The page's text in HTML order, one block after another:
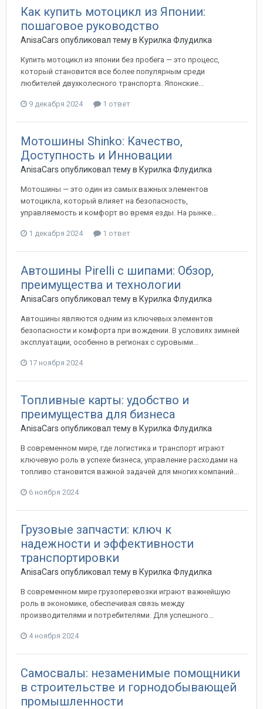
Как купить мотоцикл из Японии:
пошаговое руководство
AnisaCars опубликовал тему в Курилка Флудилка
Купить мотоцикл из японии без пробега — это процесс,
который становится все более популярным среди
любителей двухколесного транспорта. Японские...
9 декабря 2024 1 ответ
Мотошины Shinko: Качество,
Доступность и Инновации
AnisaCars опубликовал тему в Курилка Флудилка
Мотошины — это один из самых важных элементов
мотоцикла, который влияет на безопасность,
управляемость и комфорт во время езды. На рынке...
1 декабря 2024 1 ответ
Автошины Pirelli с шипами: Обзор,
преимущества и технологии
AnisaCars опубликовал тему в Курилка Флудилка
Автошины являются одним из ключевых элементов
безопасности и комфорта при вождении. В условиях зимней
эксплуатации, особенно в регионах с суровыми...
17 ноября 2024
Топливные карты: удобство и
преимущества для бизнеса
AnisaCars опубликовал тему в Курилка Флудилка
В современном мире, где логистика и транспорт играют
ключевую роль в успехе бизнеса, управление расходами на
топливо становится важной задачей для многих компаний...
6 ноября 2024
Грузовые запчасти: ключ к
надежности и эффективности
транспортировки
AnisaCars опубликовал тему в Курилка Флудилка
В современном мире грузоперевозки играют важнейшую
роль в экономике, обеспечивая связь между
производителями и потребителями. Для успешного...
4 ноября 2024
Самосвалы: незаменимые помощники
в строительстве и горнодобывающей
промышленности